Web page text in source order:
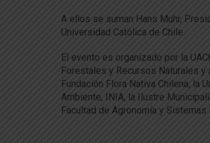
A ellos se suman Hans Muhr,
Universidad Católica de Chile.
El evento es organizado por la
Forestales y Recursos Naturales y
Fundación Flora Nativa Chilena, la
Ambiente, INIA, la Ilustre
Facultad de Agronomía y